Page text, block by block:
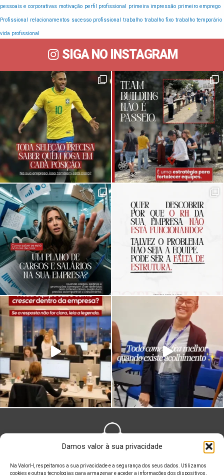
Damos valor à sua privacidade
Na ValorH, respeitamos a sua privacidade e a segurança dos seus dados. Utilizamos
cookies e outras tecnologias para armazenar e aceder a informações dos dispositivos,
pessoais e corporativas motivação perfil profissional primeira impressão primeiro emprego
Profissional relacionamentos sucesso profissional trabalho trabalho fixo trabalho temporário
vida profissional
SIGA NO INSTAGRAM